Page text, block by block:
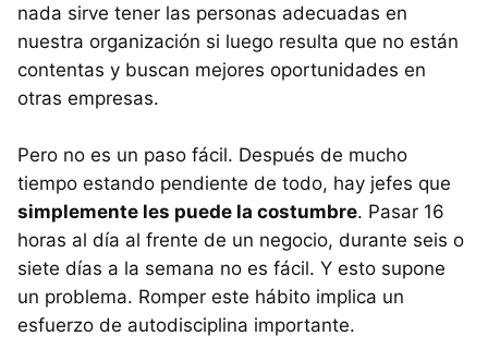
nada sirve tener las personas adecuadas en
nuestra organización si luego resulta que no están
contentas y buscan mejores oportunidades en
otras empresas.
Pero no es un paso fácil. Después de mucho
tiempo estando pendiente de todo, hay jefes que
simplemente les puede la costumbre. Pasar 16
horas al día al frente de un negocio, durante seis o
siete días a la semana no es fácil. Y esto supone
un problema. Romper este hábito implica un
esfuerzo de autodisciplina importante.